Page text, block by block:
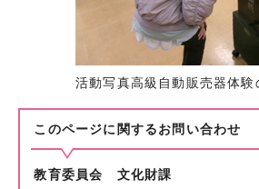
活動写真高級自動販売器体
このページに関する お問い合わせ
教育委員会 文化財課